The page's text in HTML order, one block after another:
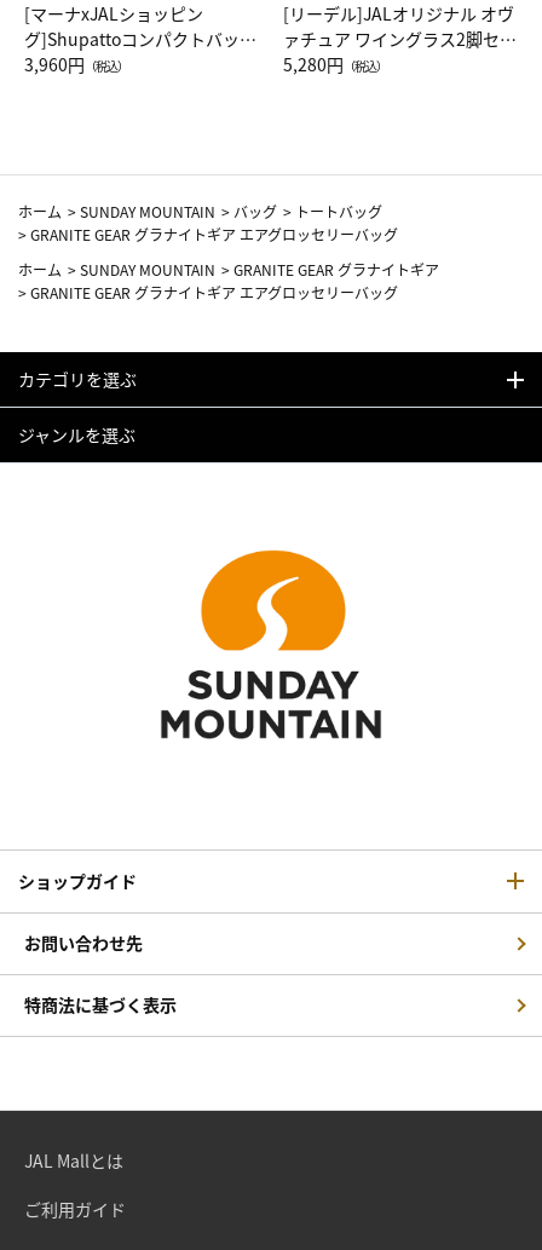
[マーナxJALショッピン
グ]Shupattoコンパクトバッグ
Drop JAL客室乗務員（LC）ス
3,960円 （税込）
[リーデル]JALオリジナル オヴ
ァチュア ワイングラス2脚セッ
ト（レッドワイン）
5,280円 （税込）
ホーム >SUNDAY MOUNTAIN > バッグ > トートバッグ
>GRANITE GEAR グラナイトギア エアグロッセリーバッグ
ホーム >SUNDAY MOUNTAIN >GRANITE GEAR グラナイトギア
>GRANITE GEAR グラナイトギア エアグロッセリーバッグ
カテゴリを選ぶ
ジャンルを選ぶ
ショップガイド
お問い合わせ先
特商法に基づく表示
JAL Mallとは
ご利用ガイド